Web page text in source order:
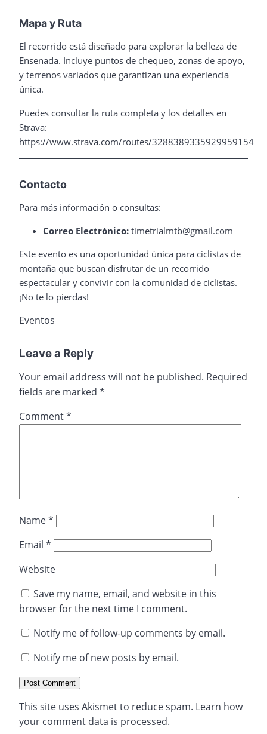
Mapa y Ruta
El recorrido está diseñado para explorar la belleza de
Ensenada. Incluye puntos de chequeo, zonas de apoyo,
y terrenos variados que garantizan una experiencia
única.
Puedes consultar la ruta completa y los detalles en
Strava:
https://www.strava.com/routes/3288389335929959154
Contacto
Para más información o consultas:
Correo Electrónico: timetrialmtb@gmail.com
Este evento es una oportunidad única para ciclistas de
montaña que buscan disfrutar de un recorrido
espectacular y convivir con la comunidad de ciclistas.
¡No te lo pierdas!
Eventos
Leave a Reply
Your email address will not be published. Required
fields are marked *
Comment*
Name*
Email *
Website
Save my name, email, and website in this
browser for the next time I comment.
Notify me of follow-up comments by email.
Notify me of new posts by email.
This site uses Akismet to reduce spam. Learn how
your comment data is processed.